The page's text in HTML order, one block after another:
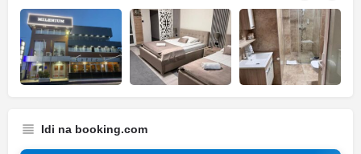
Idi na booking.com